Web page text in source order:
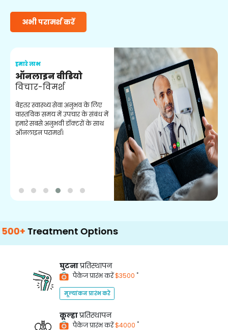
अभी परामर्श करें
हमारे लाभ
ऑनलाइन वीडियो
विचार-विमर्श
बेहतर स्वास्थ्य सेवा अनुभव के लिए
वास्तविक समय में उपचार के संबंध में
हमारे सबसे अनुभवी डॉक्टरों के साथ
ऑनलाइन परामर्श।
Options
घुटनाप्रतिस्थापन
पैकेज प्रारंभ करें$3500 *
मूल्यांकन प्रारंभ करें
कूल्हाप्रतिस्थापन
पैकेज प्रारंभ करें$4000 *